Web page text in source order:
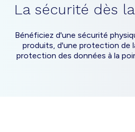
La sécurité dès
Bénéficiez d'une sécurité
produits, d'une protection de
protection des données à la